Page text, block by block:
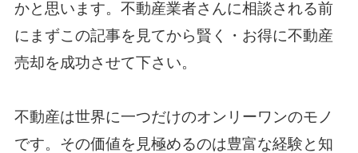
かと思います。不動産業者さんに相談される前
にまずこの記事を見てから賢く・お得に不動産
売却を成功させて下さい。
不動産は世界に一つだけのオンリーワンのモノ
です。その価値を見極めるのは豊富な経験と知